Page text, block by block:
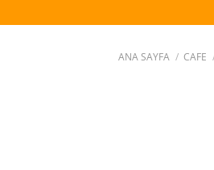
ANA SAYFA / CAFE